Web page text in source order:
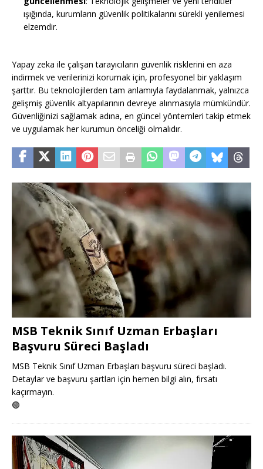
ışığında, kurumların güvenlik politikalarını sürekli yenilemesi
elzemdir.
Yapay zeka ile çalışan tarayıcıların güvenlik risklerini en aza
indirmek ve verilerinizi korumak için, profesyonel bir yaklaşım
şarttır. Bu teknolojilerden tam anlamıyla faydalanmak, yalnızca
gelişmiş güvenlik altyapılarının devreye alınmasıyla mümkündür.
Güvenliğinizi sağlamak adına, en güncel yöntemleri takip etmek
ve uygulamak her kurumun önceliği olmalıdır.
MSB Teknik Sınıf Uzman Erbaşları
Başvuru Süreci Başladı
MSB Teknik Sınıf Uzman Erbaşları başvuru süreci başladı.
Detaylar ve başvuru şartları için hemen bilgi alın, fırsatı
kaçırmayın.
🟢